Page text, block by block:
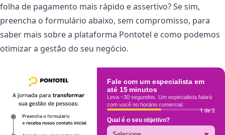
folha de pagamento mais rápido e assertivo? Se sim,
preencha o formulário abaixo, sem compromisso, para
saber mais sobre a plataforma Pontotel e como podemos
otimizar a gestão do seu negócio.
Fale com um especialista em
até 15 minutos
Leva ~30 segundos. Um especialista falará
com você no horário comercial.
1 de 2
Qual é o seu objetivo?